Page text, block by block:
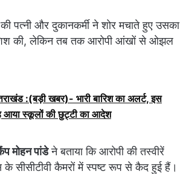
की पत्नी और दुकानकर्मी ने शोर मचाते हुए उसका
की, लेकिन तब तक आरोपी आंखों से ओझल
:(बड़ी खबर)- भारी बारिश का अलर्ट, इस
स्कूलों की छुट्टी का आदेश
मोहन पांडेने बताया कि आरोपी की तस्वीरें
सीसीटीवी कैमरों में स्पष्ट रूप से कैद हुई हैं।